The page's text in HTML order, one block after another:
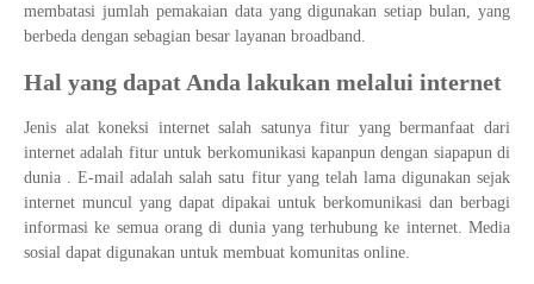
membatasi jumlah pemakaian data yang digunakan setiap bulan, yang
berbeda dengan sebagian besar layanan broadband.
Hal yang dapat Anda lakukan melalui internet
Jenis alat koneksi internet salah satunya fitur yang bermanfaat dari
internet adalah fitur untuk berkomunikasi kapanpun dengan siapapun di
dunia . E-mail adalah salah satu fitur yang telah lama digunakan sejak
internet muncul yang dapat dipakai untuk berkomunikasi dan berbagi
informasi ke semua orang di dunia yang terhubung ke internet. Media
sosial dapat digunakan untuk membuat komunitas online.